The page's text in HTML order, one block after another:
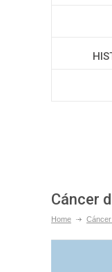
Cáncer
Home